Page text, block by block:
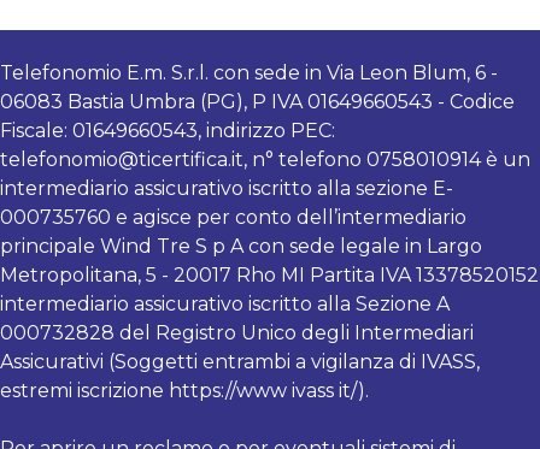
Telefonomio E.m. S.r.l. con sede in Via Leon Blum, 6 -
06083 Bastia Umbra (PG), P IVA 01649660543 - Codice
Fiscale: 01649660543, indirizzo PEC:
telefonomio@ticertifica.it, n° telefono 0758010914 è un
intermediario assicurativo iscritto alla sezione E-
000735760 e agisce per conto dell’intermediario
principale Wind Tre S p A con sede legale in Largo
Metropolitana, 5 - 20017 Rho MI Partita IVA 13378520152
intermediario assicurativo iscritto alla Sezione A
000732828 del Registro Unico degli Intermediari
Assicurativi (Soggetti entrambi a vigilanza di IVASS,
estremi iscrizione https://www ivass it/).